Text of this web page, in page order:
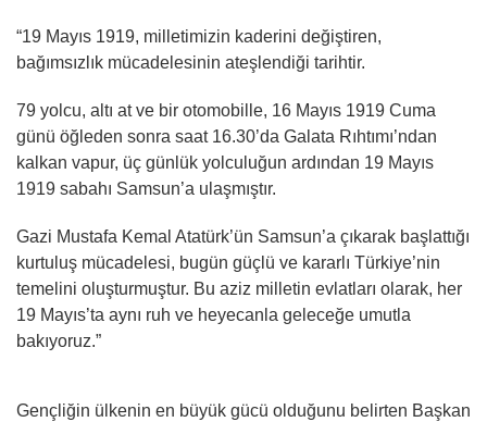
“19 Mayıs 1919, milletimizin kaderini değiştiren,
bağımsızlık mücadelesinin ateşlendiği tarihtir.
79 yolcu, altı at ve bir otomobille, 16 Mayıs 1919 Cuma
günü öğleden sonra saat 16.30’da Galata Rıhtımı’ndan
kalkan vapur, üç günlük yolculuğun ardından 19 Mayıs
1919 sabahı Samsun’a ulaşmıştır.
Gazi Mustafa Kemal Atatürk’ün Samsun’a çıkarak başlattığı
kurtuluş mücadelesi, bugün güçlü ve kararlı Türkiye’nin
temelini oluşturmuştur. Bu aziz milletin evlatları olarak, her
19 Mayıs’ta aynı ruh ve heyecanla geleceğe umutla
bakıyoruz.”
Gençliğin ülkenin en büyük gücü olduğunu belirten Başkan